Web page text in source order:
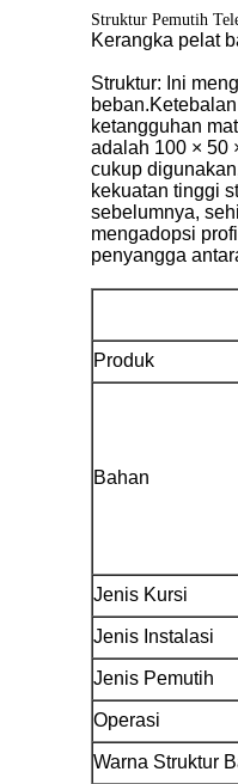
Struktur Pemutih
Kerangka pelat
Struktur: Ini
ketangguhan
adalah 100 × 50
cukup
kekuatan tinggi
sebelumnya,
mengadopsi
penyangga
Produk
Bahan
Jenis Kursi
Jenis Instalasi
Jenis Pemutih
Operasi
Warna Struktur